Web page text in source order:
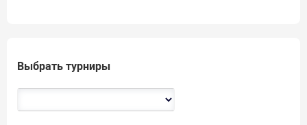
Выбрать турниры